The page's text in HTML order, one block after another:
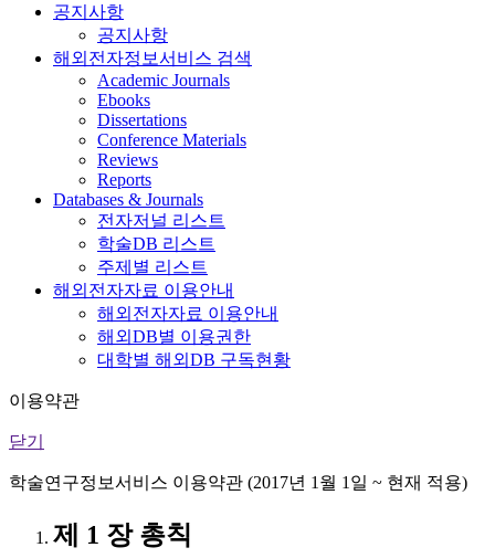
공지사항
공지사항
해외전자정보서비스 검색
Academic Journals
Ebooks
Dissertations
Conference Materials
Reviews
Reports
Databases & Journals
전자저널 리스트
학술DB 리스트
주제별 리스트
해외전자자료 이용안내
해외전자자료 이용안내
해외DB별 이용권한
대학별 해외DB 구독현황
이용약관
닫기
학술연구정보서비스 이용약관 (2017년 1월 1일 ~ 현재 적용)
제 1 장 총칙